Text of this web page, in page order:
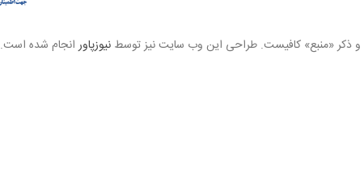
و ذکر «منبع» کافیست. طراحی این وب سایت نیز توسطنیوزپاورانجام شده است.